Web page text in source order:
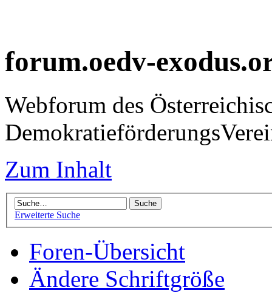
forum.oedv-
Webforum des
Zum Inhalt
Erweiterte Suche
Foren-Übersicht
Ändere Schriftgröße